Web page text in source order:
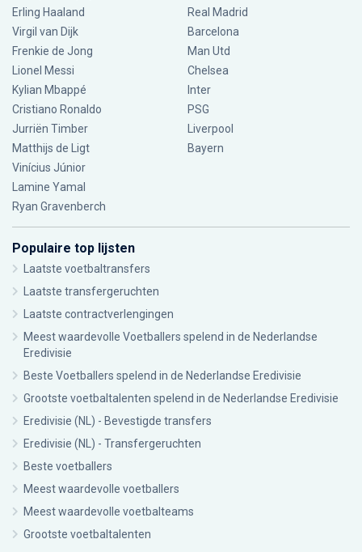
Erling Haaland
Virgil van Dijk
Frenkie de Jong
Lionel Messi
Kylian Mbappé
Cristiano Ronaldo
Jurriën Timber
Matthijs de Ligt
Vinícius Júnior
Lamine Yamal
Ryan Gravenberch
Real Madrid
Barcelona
Man Utd
Chelsea
Inter
PSG
Liverpool
Bayern
Populaire top lijsten
Laatste voetbaltransfers
Laatste transfergeruchten
Laatste contractverlengingen
Meest waardevolle Voetballers spelend in de Nederlandse
Eredivisie
Beste Voetballers spelend in de Nederlandse Eredivisie
Grootste voetbaltalenten spelend in de Nederlandse Eredivisie
Eredivisie (NL) - Bevestigde transfers
Eredivisie (NL) - Transfergeruchten
Beste voetballers
Meest waardevolle voetballers
Meest waardevolle voetbalteams
Grootste voetbaltalenten